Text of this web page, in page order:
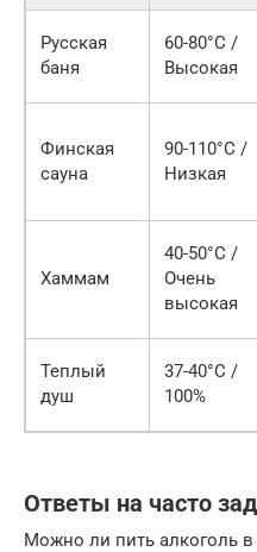
Русская
баня
60-80°C /
Высокая
Финская
сауна
90-110°C /
Низкая
Хаммам
40-50°C /
Очень
высокая
Теплый
душ
37-40°C /
100%
Ответы на часто
Можно ли пить алкоголь в